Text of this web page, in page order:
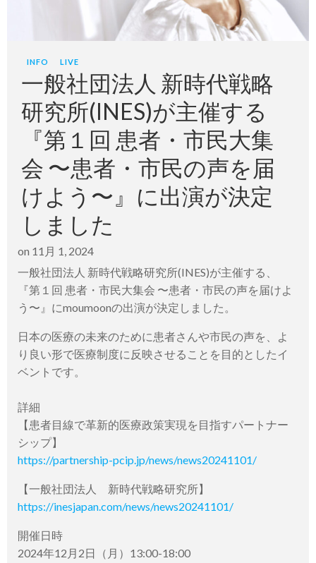
INFO LIVE
一般社団法人 新時代戦略
研究所(INES)が主催する
『第１回 患者・市民大集
会 〜患者・市民の声を届
けよう〜』に出演が決定
しました
on 11月 1, 2024
一般社団法人 新時代戦略研究所(INES)が主催する、
『第１回 患者・市民大集会 〜患者・市民の声を届けよ
う〜』にmoumoonの出演が決定しました。
日本の医療の未来のために患者さんや市民の声を、よ
り良い形で医療制度に反映させることを目的としたイ
ベントです。
詳細
【患者目線で革新的医療政策実現を目指すパートナー
シップ】
https://partnership-pcip.jp/news/news20241101/
【一般社団法人 新時代戦略研究所】
https://inesjapan.com/news/news20241101/
開催日時
2024年12月2日（月）13:00-18:00